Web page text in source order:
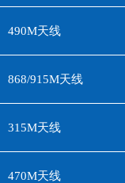
490M天线
868/915M天线
315M天线
470M天线